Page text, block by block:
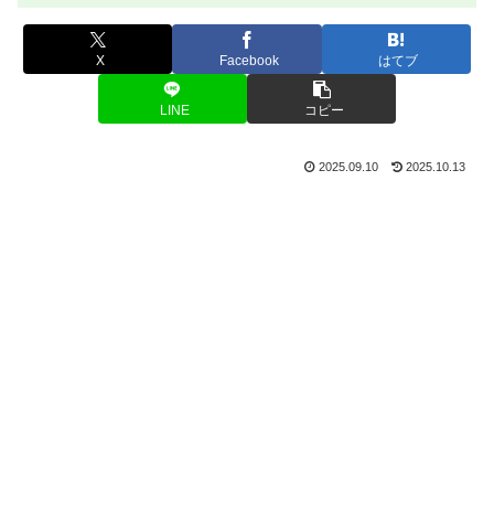
X Facebook はてブ
LINE コピー
2025.09.10 2025.10.13